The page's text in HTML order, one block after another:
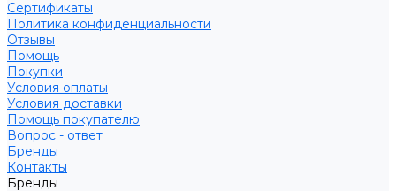
Сертификаты
Политика конфиденциальности
Отзывы
Помощь
Покупки
Условия оплаты
Условия доставки
Помощь покупателю
Вопрос - ответ
Бренды
Контакты
Бренды